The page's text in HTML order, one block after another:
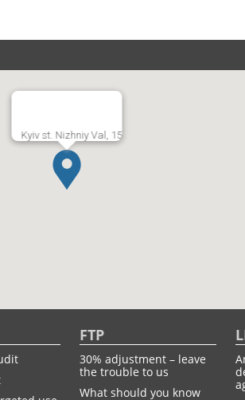
Kyiv st. Nizhniy Val, 15
FTP
30% adjustment – leave
the trouble to us
What should you know